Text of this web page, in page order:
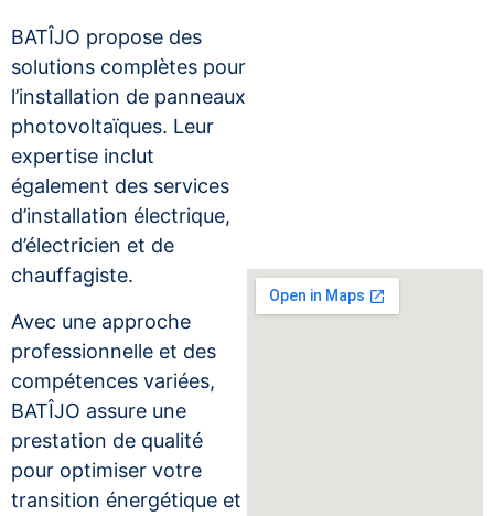
BATÎJO propose des
solutions complètes pour
l’installation de panneaux
photovoltaïques. Leur
expertise inclut
également des services
d’installation électrique,
d’électricien et de
chauffagiste.
Avec une approche
professionnelle et des
compétences variées,
BATÎJO assure une
prestation de qualité
pour optimiser votre
transition énergétique et